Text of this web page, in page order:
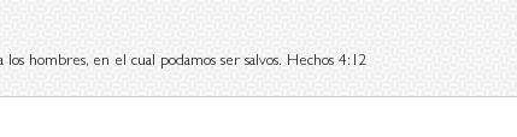
hombres, en el cual podamos ser salvos. Hechos 4:12